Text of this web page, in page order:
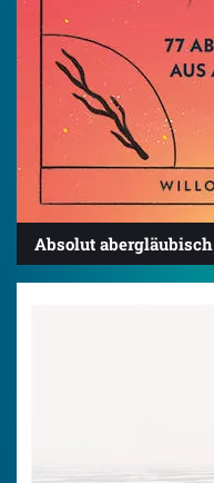
Absolut abergläubisch